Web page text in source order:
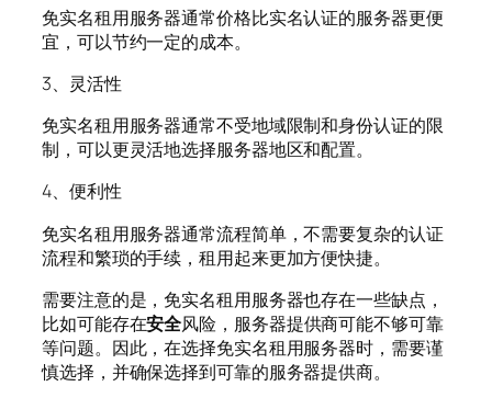
免实名租用服务器通常价格比实名认证的服务器更便
宜，可以节约一定的成本。
3、灵活性
免实名租用服务器通常不受地域限制和身份认证的限
制，可以更灵活地选择服务器地区和配置。
4、便利性
免实名租用服务器通常流程简单，不需要复杂的认证
流程和繁琐的手续，租用起来更加方便快捷。
需要注意的是，免实名租用服务器也存在一些缺点，
比如可能存在安全风险，服务器提供商可能不够可靠
等问题。因此，在选择免实名租用服务器时，需要谨
慎选择，并确保选择到可靠的服务器提供商。